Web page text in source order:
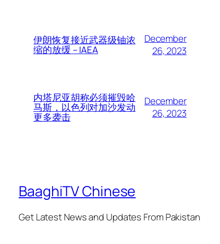
伊朗恢复接近武器级铀浓
缩的放缓 – IAEA
December
26, 2023
内塔尼亚胡称必须摧毁哈
马斯，以色列对加沙发动
更多袭击
December
26, 2023
BaaghiTV Chinese
Get Latest News and Updates From Pakistan